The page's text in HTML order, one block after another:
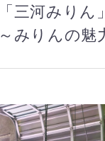
「三河みり
～みりんの魅